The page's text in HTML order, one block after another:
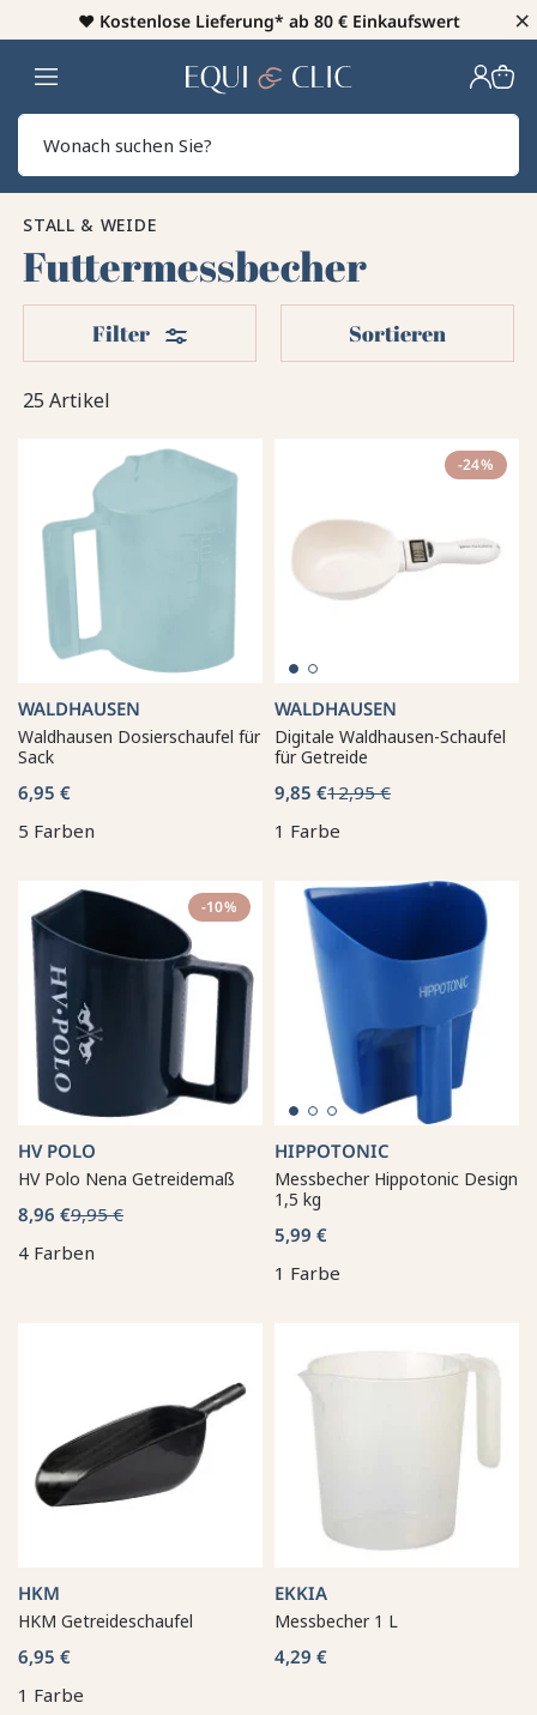
♥️ Kostenlose Lieferung* ab 80 € Einkaufswert ×
Heim
STALL & WEIDE
Futtermessbecher
25 Artikel
Filter Filter Sortieren
WALDHAUSEN
Waldhausen Dosierschaufel für
Sack
6,95 €
5 Farben
-24%
WALDHAUSEN
Digitale Waldhausen-Schaufel
für Getreide
9,85 €12,95 €
1 Farbe
-10%
HV POLO
HV Polo Nena Getreidemaß
8,96 €9,95 €
4 Farben
HIPPOTONIC
Messbecher Hippotonic Design
1,5 kg
5,99 €
1 Farbe
HKM
HKM Getreideschaufel
6,95 €
1 Farbe
EKKIA
Messbecher 1 L
4,29 €